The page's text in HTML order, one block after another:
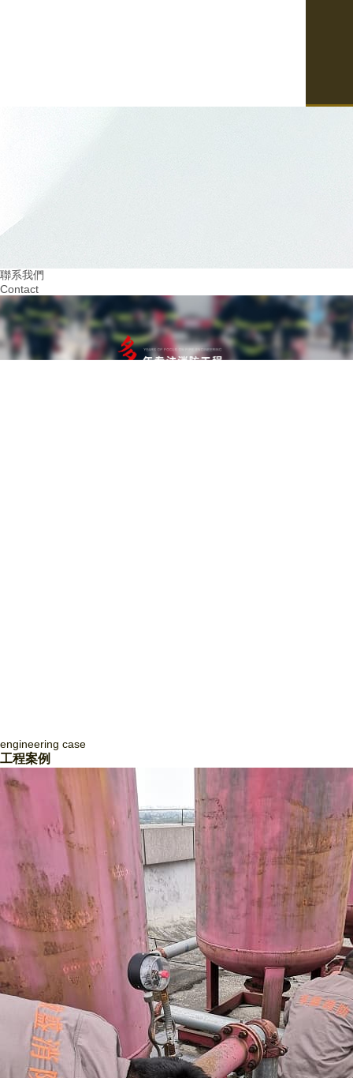
四川致盛消防工程有限公司
四川致盛消防工程有限公司，成立于2017年3月，2018年1月經四川省住
房和城鄉建設廳批準，獲得消防設施工程專業承包貳級資質和防水防腐保
溫工程專業承包貳級資質，并于2018年3月取得《 生產許可證》，隨后
取得了質量管理體系證書ISO9001和信用等級3A證書。四川致盛消防工
程有限公司是一家專業從事消防系統工程施工、消防系統運行咨詢和管
理、消防系統運行狀態監測、消防系統故障維修和整改、消防系統設備維
護保養為一體的專業施工企… ...
Read More
聯系我們
Contact
engineering case
工程案例